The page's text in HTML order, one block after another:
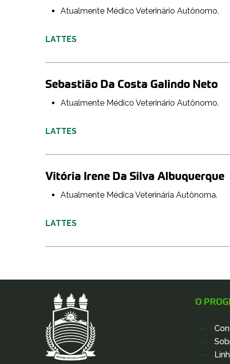
Atualmente Médico Veterinário Autônomo.
LATTES
Sebastião Da Costa Galindo Neto
Atualmente Médico Veterinário Autônomo.
LATTES
Vitória Irene Da Silva Albuquerque
Atualmente Médica Veterinária Autônoma.
LATTES
O